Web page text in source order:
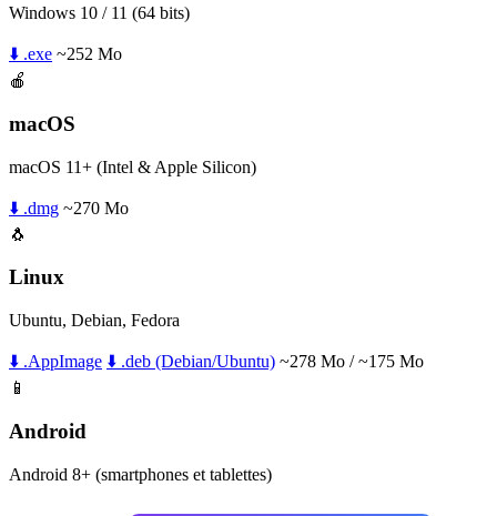
Windows 10 / 11 (64 bits)
⬇️ .exe ~252 Mo
🍎
macOS
macOS 11+ (Intel & Apple Silicon)
⬇️ .dmg ~270 Mo
🐧
Linux
Ubuntu, Debian, Fedora
⬇️ .AppImage ⬇️ .deb (Debian/Ubuntu) ~278 Mo / ~175 Mo
📱
Android
Android 8+ (smartphones et tablettes)